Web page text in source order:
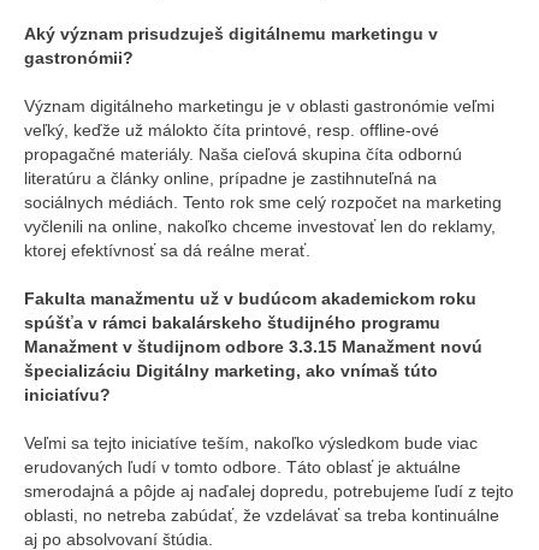
Aký význam prisudzuješ digitálnemu marketingu v
gastronómii?
Význam digitálneho marketingu je v oblasti gastronómie veľmi
veľký, keďže už málokto číta printové, resp. offline-ové
propagačné materiály. Naša cieľová skupina číta odbornú
literatúru a články online, prípadne je zastihnuteľná na
sociálnych médiách. Tento rok sme celý rozpočet na marketing
vyčlenili na online, nakoľko chceme investovať len do reklamy,
ktorej efektívnosť sa dá reálne merať.
Fakulta manažmentu už v budúcom akademickom roku
spúšťa v rámci bakalárskeho študijného programu
Manažment v študijnom odbore 3.3.15 Manažment novú
špecializáciu Digitálny marketing, ako vnímaš túto
iniciatívu?
Veľmi sa tejto iniciatíve teším, nakoľko výsledkom bude viac
erudovaných ľudí v tomto odbore. Táto oblasť je aktuálne
smerodajná a pôjde aj naďalej dopredu, potrebujeme ľudí z tejto
oblasti, no netreba zabúdať, že vzdelávať sa treba kontinuálne
aj po absolvovaní štúdia.